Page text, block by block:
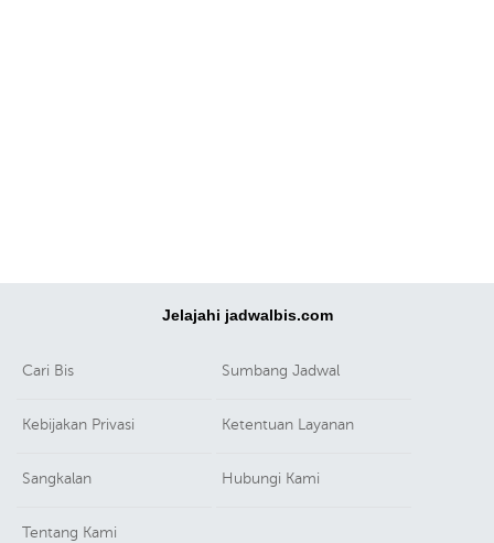
Jelajahi jadwalbis.com
Cari Bis Sumbang Jadwal
Kebijakan Privasi Ketentuan Layanan
Sangkalan Hubungi Kami
Tentang Kami